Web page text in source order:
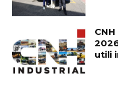
utili